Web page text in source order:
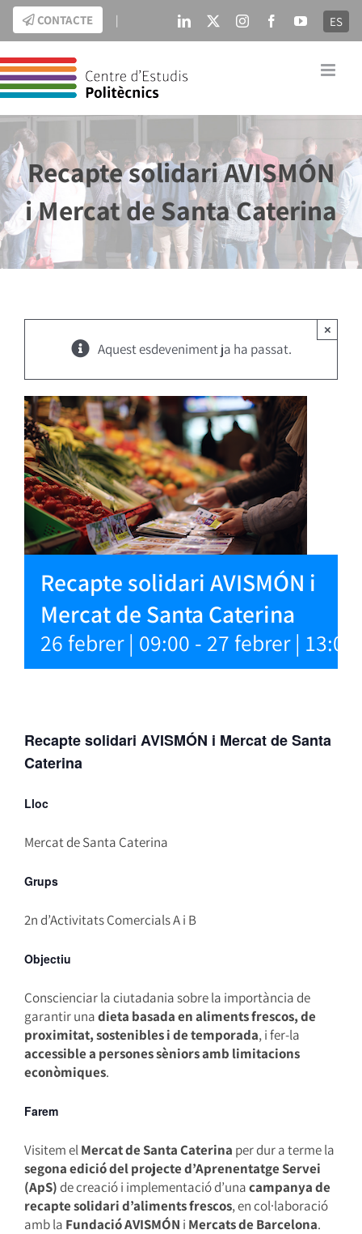
Skip
content
CONTACTE | LinkedIn InstagramFacebookYouTube
ES
Recapte solidari AVISMÓN
i Mercat de Santa Caterina
Aquest esdeveniment ja ha passat.
×
Recapte solidari AVISMÓN i
Mercat de Santa Caterina
26 febrer | 09:00 - 27 febrer | 13:00
Recapte solidari AVISMÓN i Mercat de Santa
Caterina
Lloc
Mercat de Santa Caterina
Grups
2n d’Activitats Comercials A i B
Objectiu
Conscienciar la ciutadania sobre la importància de
garantir unadieta basada en aliments frescos, de
proximitat, sostenibles i de temporada, i fer-la
accessible a persones sèniors amb limitacions
econòmiques.
Farem
Visitem elMercat de Santa Caterina per dur a terme la
segona edició del projecte d’Aprenentatge Servei
(ApS)de creació i implementació d’unacampanya de
recapte solidari d’aliments frescos, en col·laboració
amb la Fundació AVISMÓN i Mercats de Barcelona.